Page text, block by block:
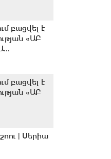
բացվել է
«ԱԲ
բացվել է
«ԱԲ
| Սերիա